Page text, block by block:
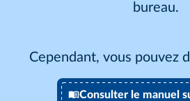
bureau.
Cependant, vous pouvez
Consulter le manuel